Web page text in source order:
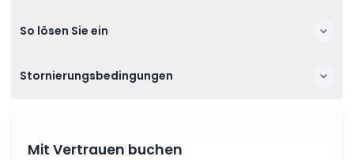
So lösen Sie ein
Stornierungsbedingungen
Mit Vertrauen buchen